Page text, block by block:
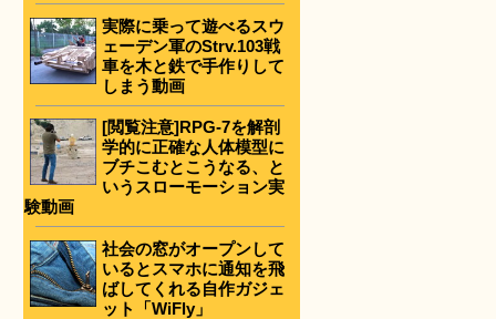
実際に乗って遊べるスウ
ェーデン軍のStrv.103戦
車を木と鉄で手作りして
しまう動画
[閲覧注意]RPG-7を解剖
学的に正確な人体模型に
ブチこむとこうなる、と
いうスローモーション実
験動画
社会の窓がオープンして
いるとスマホに通知を飛
ばしてくれる自作ガジェ
ット「WiFly」